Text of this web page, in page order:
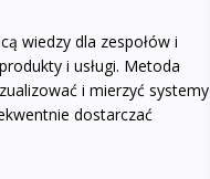
wiedzy dla zespołów i
i usługi. Metoda
i mierzyć systemy
dostarczać